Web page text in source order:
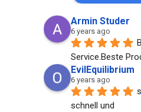
Armin Studer
6 years ago
Service.Beste
EvilEquilibrium
6 years ago
schnell und